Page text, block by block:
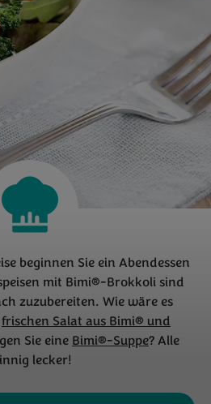
beginnen Sie ein Abendessen
mit Bimi®-Brokkoli sind
zuzubereiten. Wie wäre es
frischen Salat aus Bimi® und
Sie eineBimi®-Suppe? Alle
lecker!